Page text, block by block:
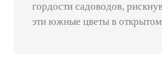
гордости садоводов,
эти южные цветы в открытом